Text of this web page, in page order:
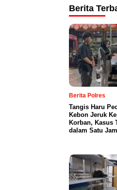
Berita
Berita Polres
Tangis Haru
Kebon Jeruk
Korban, Kasus
dalam Satu Jam